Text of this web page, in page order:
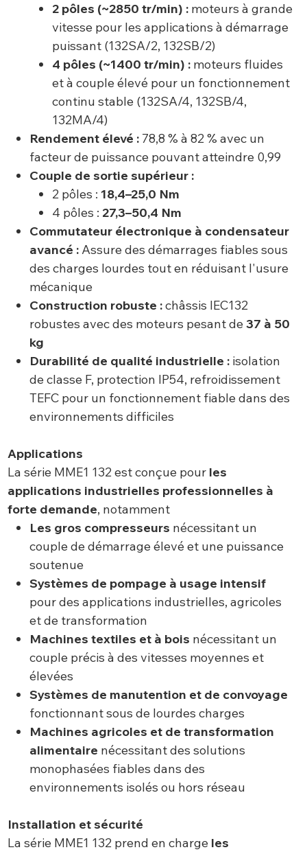
2 pôles (~2850 tr/min) :moteurs à grande
vitesse pour les applications à démarrage
puissant (132SA/2, 132SB/2)
4 pôles (~1400 tr/min) :moteurs fluides
et à couple élevé pour un fonctionnement
continu stable (132SA/4, 132SB/4,
132MA/4)
Rendement élevé : 78,8 % à 82 % avec un
facteur de puissance pouvant atteindre 0,99
Couple de sortie supérieur :
2 pôles : 18,4–25,0 Nm
4 pôles : 27,3–50,4 Nm
Commutateur électronique à condensateur
avancé : Assure des démarrages fiables sous
des charges lourdes tout en réduisant l'usure
mécanique
Construction robuste :châssis IEC132
robustes avec des moteurs pesant de37 à 50
kg
Durabilité de qualité industrielle : isolation
de classe F, protection IP54, refroidissement
TEFC pour un fonctionnement fiable dans des
environnements difficiles
Applications
La série MME1 132 est conçue pour les
applications industrielles professionnelles à
forte demande, notamment
Les gros compresseurs nécessitant un
couple de démarrage élevé et une puissance
soutenue
Systèmes de pompage à usage intensif
pour des applications industrielles, agricoles
et de transformation
Machines textiles et à bois nécessitant un
couple précis à des vitesses moyennes et
élevées
Systèmes de manutention et de convoyage
fonctionnant sous de lourdes charges
Machines agricoles et de transformation
alimentaire nécessitant des solutions
monophasées fiables dans des
environnements isolés ou hors réseau
Installation et sécurité
La série MME1 132 prend en charge les